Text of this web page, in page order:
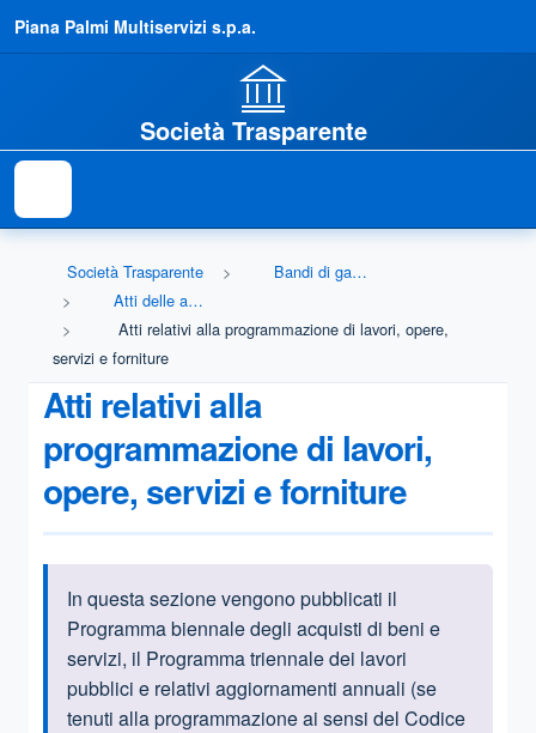
Piana Palmi Multiservizi s.p.a.
Società Trasparente
Società Trasparente
Bandi di gara e contratti
Atti delle amministrazioni aggiudicatrici e degli enti aggiudicatori distintamente per ogni procedura
Atti relativi alla programmazione di lavori, opere,
servizi e forniture
Atti relativi alla
programmazione di lavori,
opere, servizi e forniture
Informazioni introduttive
In questa sezione vengono pubblicati il
Programma biennale degli acquisti di beni e
servizi, il Programma triennale dei lavori
pubblici e relativi aggiornamenti annuali (se
tenuti alla programmazione ai sensi del Codice